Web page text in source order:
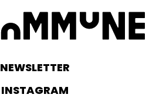
NEWSLETTER
INSTAGRAM